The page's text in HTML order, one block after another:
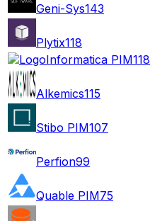
Geni-Sys143
Plytix118
Informatica PIM118
Alkemics115
Stibo PIM107
Perfion99
Quable PIM75